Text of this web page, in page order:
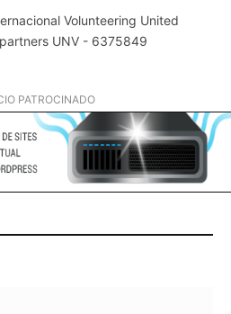
Volunteering United
UNV - 6375849
PATROCINADO